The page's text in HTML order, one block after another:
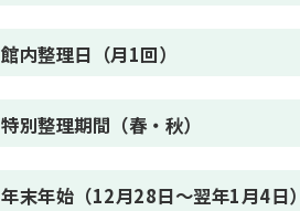
館内整理日（月1回）
特別整理期間（春・秋）
年末年始（12月28日～翌年1月4日）